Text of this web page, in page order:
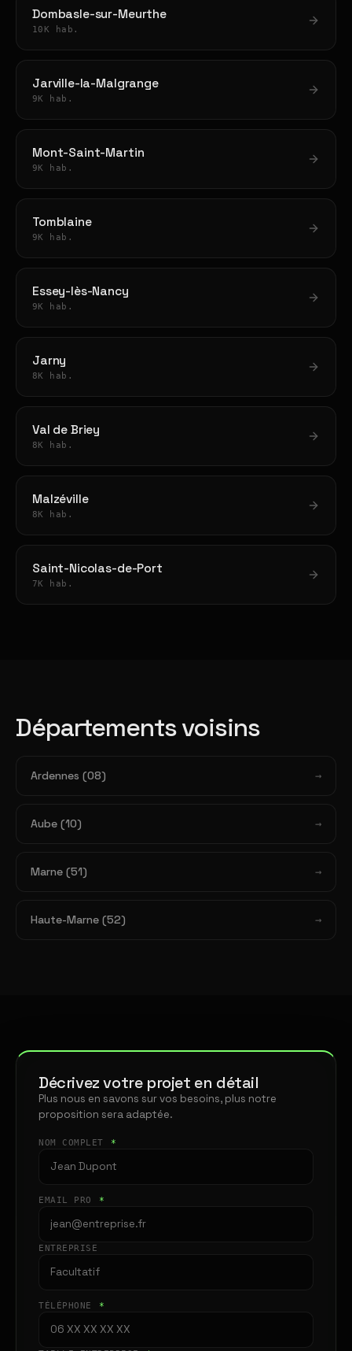
Dombasle-sur-Meurthe
10K hab.
Jarville-la-Malgrange
9K hab.
Mont-Saint-Martin
9K hab.
Tomblaine
9K hab.
Essey-lès-Nancy
9K hab.
Jarny
8K hab.
Val de Briey
8K hab.
Malzéville
8K hab.
Saint-Nicolas-de-Port
7K hab.
Départements voisins
Ardennes (08)
Aube (10)
Marne (51)
Haute-Marne (52)
Décrivez votre projet en détail
Plus nous en savons sur vos besoins, plus notre
proposition sera adaptée.
NOM COMPLET *
EMAIL PRO *
ENTREPRISE
TÉLÉPHONE *